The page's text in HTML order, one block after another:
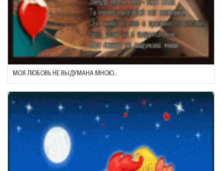
МОЯ ЛЮБОВЬ НЕ ВЫДУМАНА МНОЮ..